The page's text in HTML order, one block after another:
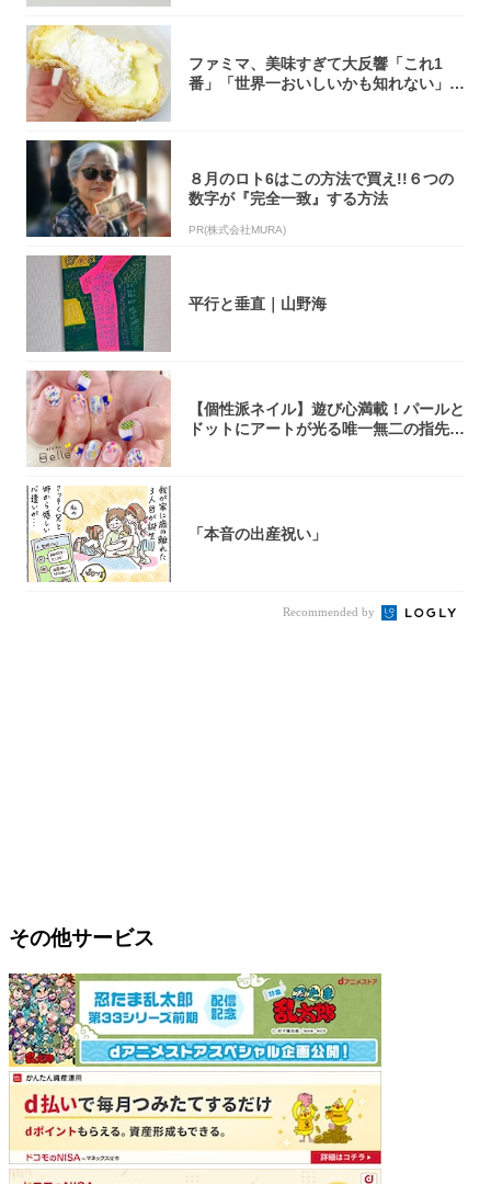
ファミマ、美味すぎて大反響「これ1
番」「世界一おいしいかも知れない」
８月のロト6はこの方法で買え!!６つの
数字が『完全一致』する方法
PR(株式会社MURA)
平行と垂直｜山野海
【個性派ネイル】遊び心満載！パールと
ドットにアートが光る唯一無二の指先が
「本音の出産祝い」
Recommended by
その他サービス